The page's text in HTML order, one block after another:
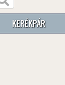
KERÉKPÁR